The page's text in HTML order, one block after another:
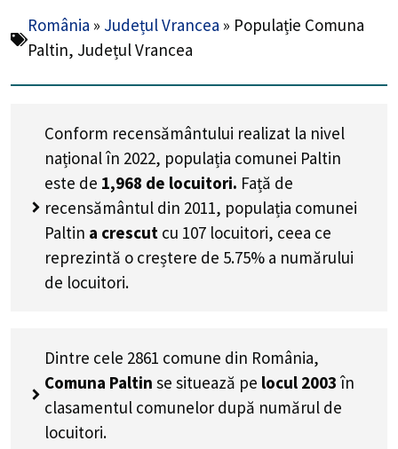
România » Județul Vrancea » Populație Comuna
Paltin, Județul Vrancea
Conform recensământului realizat la nivel
național în 2022, populația comunei Paltin
este de 1,968 de locuitori. Față de
recensământul din 2011, populația comunei
Paltin a crescut cu 107 locuitori, ceea ce
reprezintă o creștere de 5.75% a numărului
de locuitori.
Dintre cele 2861 comune din România,
Comuna Paltin se situează pe locul 2003 în
clasamentul comunelor după numărul de
locuitori.